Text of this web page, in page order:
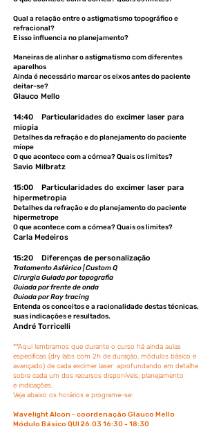
Qual a relação entre o astigmatismo topográfico e
refracional?
E isso influencia no planejamento?
Maneiras de alinhar o astigmatismo com diferentes
aparelhos
Ainda é necessário marcar os eixos antes do paciente
deitar-se?
Glauco Mello
14:40 Particularidades do excimer laser para
miopia
Detalhes da refração e do planejamento do paciente
míope
O que acontece com a córnea? Quais os limites?
Savio Milbratz
15:00 Particularidades do excimer laser para
hipermetropia
Detalhes da refração e do planejamento do paciente
hipermetrope
O que acontece com a córnea? Quais os limites?
Carla Medeiros
15:20 Diferenças de personalização
Tratamento Asférico | Custom Q
Cirurgia Guiada por topografia
Guiada por frente de onda
Guiada por Ray tracing
Entenda os conceitos e a racionalidade destas técnicas,
suas indicações e resultados.
André Torricelli
**Aqui lembramos que durante o curso há ainda aulas
especificas (dry labs com 2h de duração, módulos básico e
avançado) de cada excimer laser aprofundando em detalhe
sobre cada um dos recursos disponíveis, planejamento
e indicações.
Veja abaixo os horários e programe-se:
Wavelight Alcon - coordenação Glauco Mello
Módulo Básico QUI 26.03 16:30 - 18:30